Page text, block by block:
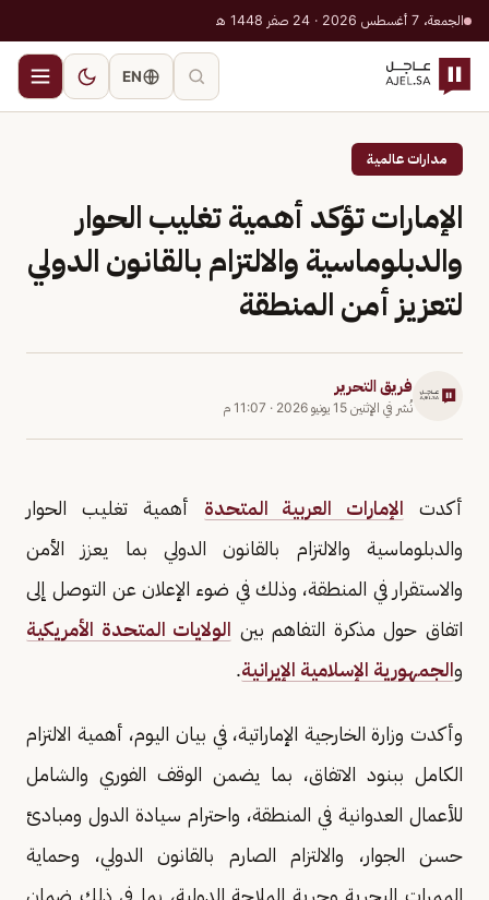
الجمعة، 7 أغسطس 2026 · 24 صفر 1448 هـ
EN
مدارات عالمية
الإمارات تؤكد أهمية تغليب الحوار
والدبلوماسية والالتزام بالقانون الدولي
لتعزيز أمن المنطقة
فريق التحرير
نُشر في الإثنين 15 يونيو 2026 · 11:07 م
أكدت الإمارات العربية المتحدة أهمية تغليب الحوار
والدبلوماسية والالتزام بالقانون الدولي بما يعزز الأمن
والاستقرار في المنطقة، وذلك في ضوء الإعلان عن التوصل إلى
اتفاق حول مذكرة التفاهم بين الولايات المتحدة الأمريكية
والجمهورية الإسلامية الإيرانية.
وأكدت وزارة الخارجية الإماراتية، في بيان اليوم، أهمية الالتزام
الكامل ببنود الاتفاق، بما يضمن الوقف الفوري والشامل
للأعمال العدوانية في المنطقة، واحترام سيادة الدول ومبادئ
حسن الجوار، والالتزام الصارم بالقانون الدولي، وحماية
الممرات البحرية وحرية الملاحة الدولية، بما في ذلك ضمان